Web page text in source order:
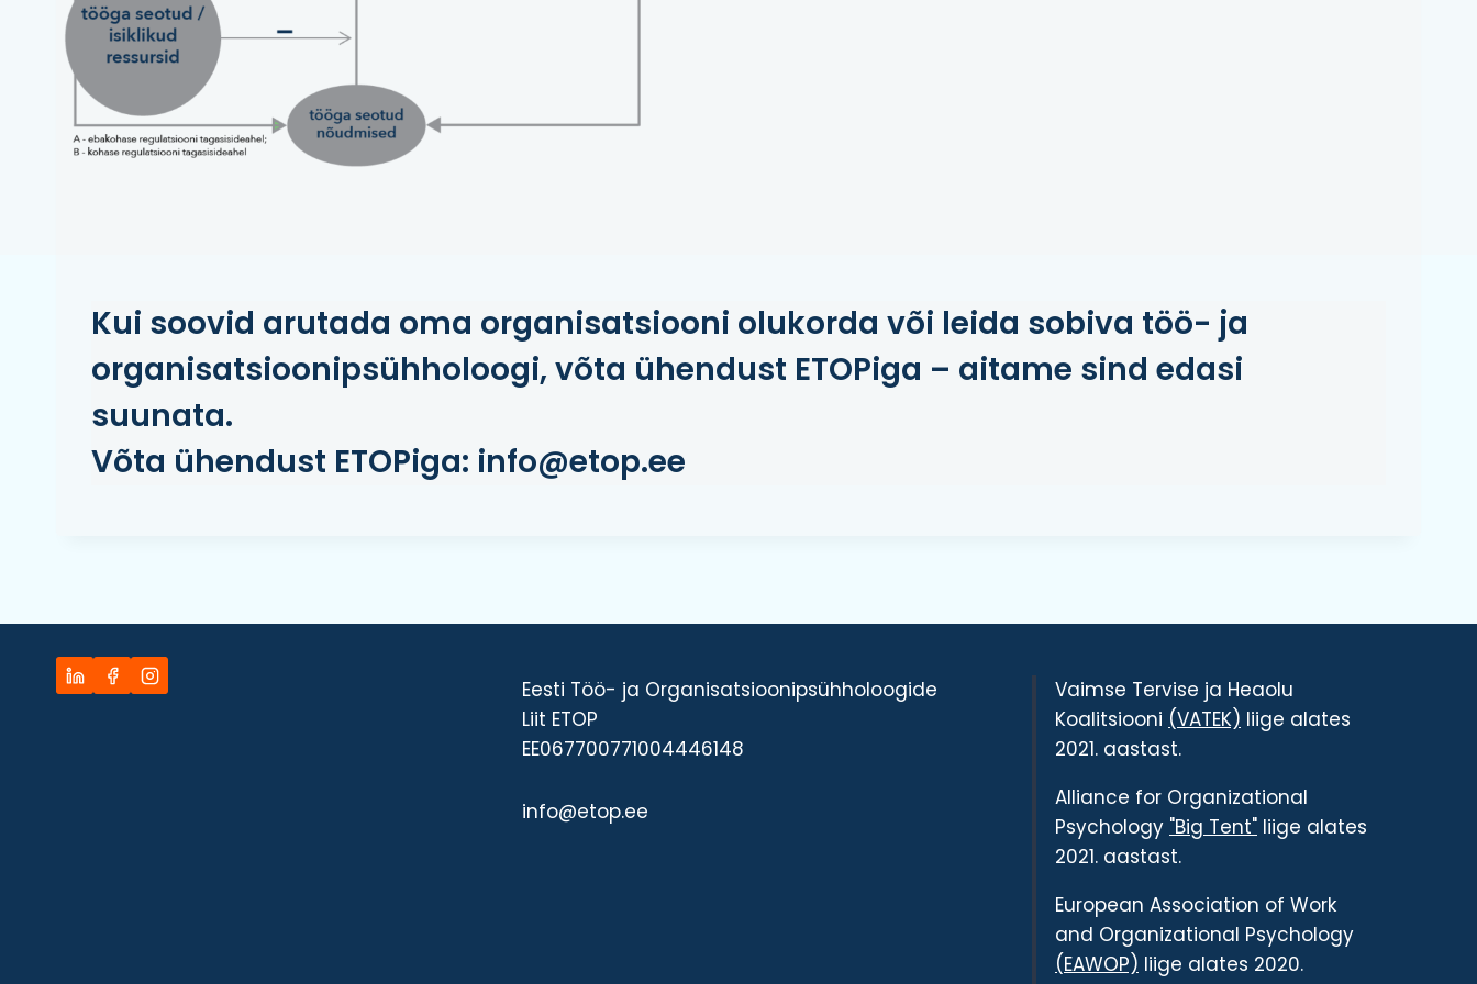
Kui soovid arutada oma organisatsiooni olukorda või leida sobiva töö- ja
organisatsioonipsühholoogi, võta ühendust ETOPiga – aitame sind edasi
suunata.
Võta ühendust ETOPiga: info@etop.ee
Eesti Töö- ja Organisatsioonipsühholoogide
Liit ETOP
EE067700771004446148
info@etop.ee
Vaimse Tervise ja Heaolu
Koalitsiooni (VATEK) liige alates
2021. aastast.
Alliance for Organizational
Psychology "Big Tent" liige alates
2021. aastast.
European Association of Work
and Organizational Psychology
(EAWOP) liige alates 2020.